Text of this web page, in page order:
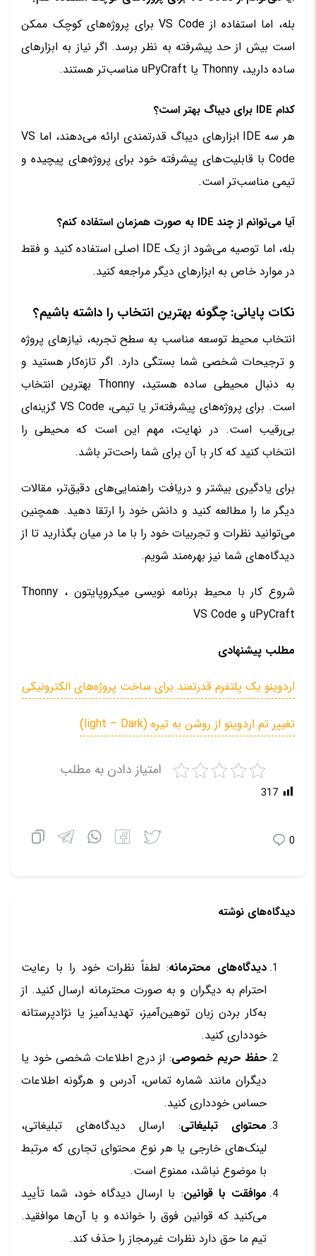
بله، اما استفاده از VS Code برای پروژه‌های کوچک ممکن
است بیش از حد پیشرفته به نظر برسد. اگر نیاز به ابزارهای
ساده دارید، Thonny یا uPyCraft مناسب‌تر هستند.
کدام IDE برای دیباگ بهتر است؟
هر سه IDE ابزارهای دیباگ قدرتمندی ارائه می‌دهند، اما VS
Code با قابلیت‌های پیشرفته خود برای پروژه‌های پیچیده و
تیمی مناسب‌تر است.
آیا می‌توانم از چند IDE به صورت همزمان استفاده کنم؟
بله، اما توصیه می‌شود از یک IDE اصلی استفاده کنید و فقط
در موارد خاص به ابزارهای دیگر مراجعه کنید.
نکات پایانی: چگونه بهترین انتخاب را داشته باشیم؟
انتخاب محیط توسعه مناسب به سطح تجربه، نیازهای پروژه
و ترجیحات شخصی شما بستگی دارد. اگر تازه‌کار هستید و
به دنبال محیطی ساده هستید، Thonny بهترین انتخاب
است. برای پروژه‌های پیشرفته‌تر یا تیمی، VS Code گزینه‌ای
بی‌رقیب است. در نهایت، مهم این است که محیطی را
انتخاب کنید که کار با آن برای شما راحت‌تر باشد.
برای یادگیری بیشتر و دریافت راهنمایی‌های دقیق‌تر، مقالات
دیگر ما را مطالعه کنید و دانش خود را ارتقا دهید. همچنین
می‌توانید نظرات و تجربیات خود را با ما در میان بگذارید تا از
دیدگاه‌های شما نیز بهره‌مند شویم.
شروع کار با محیط برنامه‌ نویسی میکروپایتون Thonny ،
uPyCraft و VS Code
مطلب پیشنهادی
اردوینو یک پلتفرم قدرتمند برای ساخت پروژه‌های الکترونیکی
تغییر تم اردوینو از روشن به تیره (light – Dark)
امتیاز دادن به مطلب
317
0
دیدگاه‌های نوشته
دیدگاه‌های محترمانه: لطفاً نظرات خود را با رعایت
احترام به دیگران و به صورت محترمانه ارسال کنید. از
به‌کار بردن زبان توهین‌آمیز، تهدیدآمیز یا نژادپرستانه
خودداری کنید.
حفظ حریم خصوصی: از درج اطلاعات شخصی خود یا
دیگران مانند شماره تماس، آدرس و هرگونه اطلاعات
حساس خودداری کنید.
محتوای تبلیغاتی: ارسال دیدگاه‌های تبلیغاتی،
لینک‌های خارجی یا هر نوع محتوای تجاری که مرتبط
با موضوع نباشد، ممنوع است.
موافقت با قوانین: با ارسال دیدگاه خود، شما تأیید
می‌کنید که قوانین فوق را خوانده و با آن‌ها موافقید.
تیم ما حق دارد نظرات غیرمجاز را حذف کند.